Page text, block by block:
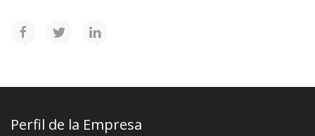
Perfil de la Empresa